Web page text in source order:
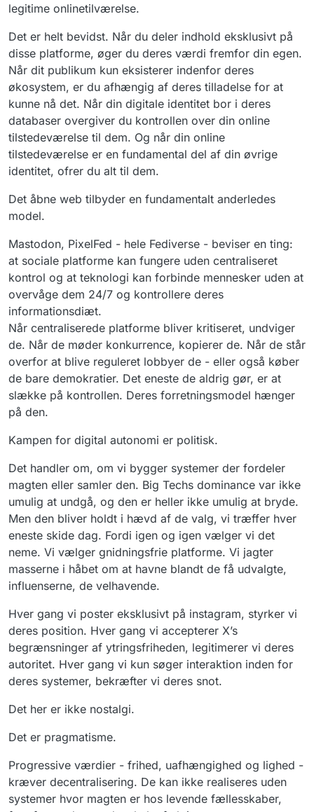
legitime onlinetilværelse.
Det er helt bevidst. Når du deler indhold eksklusivt på
disse platforme, øger du deres værdi fremfor din egen.
Når dit publikum kun eksisterer indenfor deres
økosystem, er du afhængig af deres tilladelse for at
kunne nå det. Når din digitale identitet bor i deres
databaser overgiver du kontrollen over din online
tilstedeværelse til dem. Og når din online
tilstedeværelse er en fundamental del af din øvrige
identitet, ofrer du alt til dem.
Det åbne web tilbyder en fundamentalt anderledes
model.
Mastodon, PixelFed - hele Fediverse - beviser en ting:
at sociale platforme kan fungere uden centraliseret
kontrol og at teknologi kan forbinde mennesker uden at
overvåge dem 24/7 og kontrollere deres
informationsdiæt.
Når centraliserede platforme bliver kritiseret, undviger
de. Når de møder konkurrence, kopierer de. Når de står
overfor at blive reguleret lobbyer de - eller også køber
de bare demokratier. Det eneste de aldrig gør, er at
slække på kontrollen. Deres forretningsmodel hænger
på den.
Kampen for digital autonomi er politisk.
Det handler om, om vi bygger systemer der fordeler
magten eller samler den. Big Techs dominance var ikke
umulig at undgå, og den er heller ikke umulig at bryde.
Men den bliver holdt i hævd af de valg, vi træffer hver
eneste skide dag. Fordi igen og igen vælger vi det
neme. Vi vælger gnidningsfrie platforme. Vi jagter
masserne i håbet om at havne blandt de få udvalgte,
influenserne, de velhavende.
Hver gang vi poster eksklusivt på instagram, styrker vi
deres position. Hver gang vi accepterer X’s
begrænsninger af ytringsfriheden, legitimerer vi deres
autoritet. Hver gang vi kun søger interaktion inden for
deres systemer, bekræfter vi deres snot.
Det her er ikke nostalgi.
Det er pragmatisme.
Progressive værdier - frihed, uafhængighed og lighed -
kræver decentralisering. De kan ikke realiseres uden
systemer hvor magten er hos levende fællesskaber,